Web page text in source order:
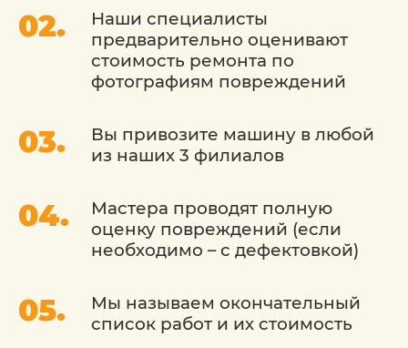
Наши специалисты
предварительно оценивают
стоимость ремонта по
фотографиям повреждений
Вы привозите машину в любой
из наших 3 филиалов
Мастера проводят полную
оценку повреждений (если
необходимо – с дефектовкой)
Мы называем окончательный
список работ и их стоимость